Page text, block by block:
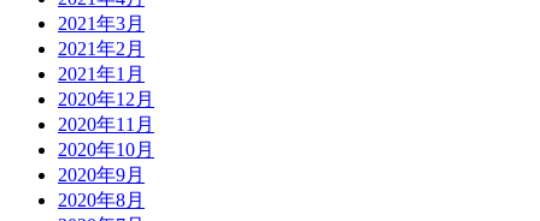
2021年3月
2021年2月
2021年1月
2020年12月
2020年11月
2020年10月
2020年9月
2020年8月